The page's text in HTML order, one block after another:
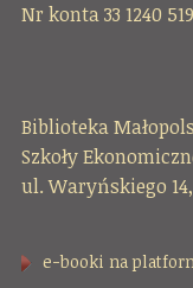
Nr konta 33 1240
Biblioteka
Szkoły
ul. Waryńskiego
e-booki na